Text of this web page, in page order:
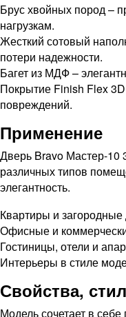
Брус хвойных пород –
нагрузкам.
Жесткий сотовый
потери надежности.
Багет из МДФ –
Покрытие Finish Flex
повреждений.
Применение
Дверь Bravo Мастер-10
различных типов
элегантность.
Квартиры и
Офисные и
Гостиницы, отели и
Интерьеры в стиле
Свойства,
Модель сочетает в себе